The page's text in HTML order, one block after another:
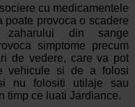
cu medicamentele
provoca o scadere
din sange
simptome precum
de vedere, care va pot
vehicule si de a folosi
nu folositi utilaje sau
timp ce luati Jardiance.